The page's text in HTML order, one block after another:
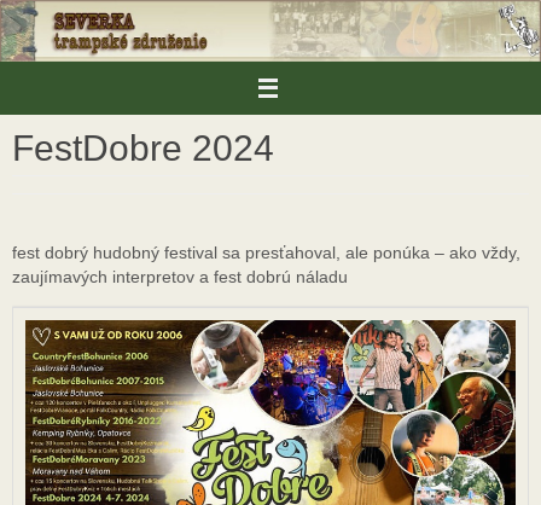
Skip
to
content
FestDobre 2024
fest dobrý hudobný festival sa presťahoval, ale ponúka – ako vždy,
zaujímavých interpretov a fest dobrú náladu